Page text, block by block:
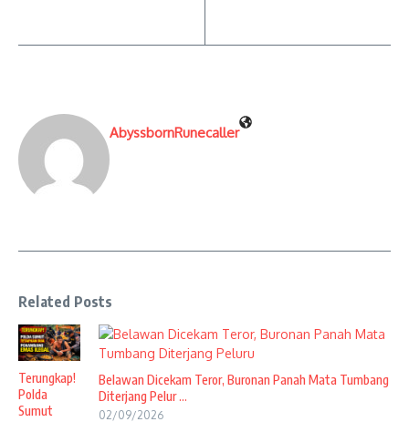
AbyssbornRunecaller
Related Posts
Terungkap!
Polda
Sumut
Belawan Dicekam Teror, Buronan Panah Mata Tumbang
Diterjang Pelur ...
02/09/2026